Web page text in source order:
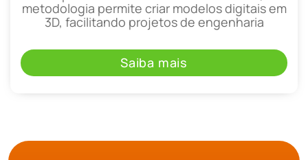
metodologia permite criar modelos digitais em
3D, facilitando projetos de engenharia
Saiba mais